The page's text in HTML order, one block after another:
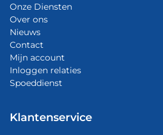
Onze Diensten
Over ons
Nieuws
Contact
Mijn account
Inloggen relaties
Spoeddienst
Klantenservice